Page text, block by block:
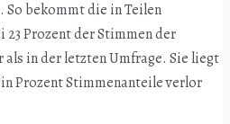
So bekommt die in Teilen
Prozent der Stimmen der
als in der letzten Umfrage. Sie liegt
Prozent Stimmenanteile verlor